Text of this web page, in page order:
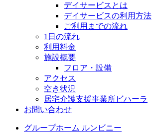
デイサービスとは
デイサービスの利用方法
ご利用までの流れ
1日の流れ
利用料金
施設概要
フロア・設備
アクセス
空き状況
居宅介護支援事業所ビハーラ
お問い合わせ
グループホーム ルンビニー